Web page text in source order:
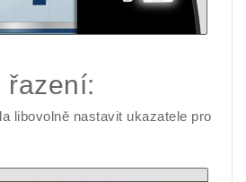
řazení:
libovolně nastavit ukazatele pro